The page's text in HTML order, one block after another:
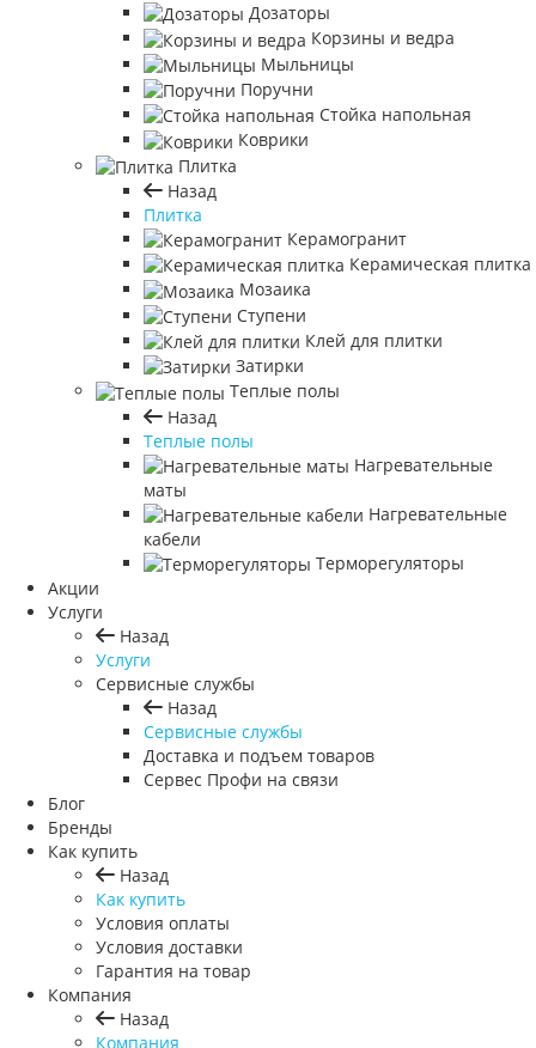
Дозаторы
Корзины и ведра
Мыльницы
Поручни
Стойка напольная
Коврики
Плитка
Назад
Плитка
Керамогранит
Керамическая плитка
Мозаика
Ступени
Клей для плитки
Затирки
Теплые полы
Назад
Теплые полы
Нагревательные
маты
Нагревательные
кабели
Терморегуляторы
Акции
Услуги
Назад
Услуги
Сервисные службы
Назад
Сервисные службы
Доставка и подъем товаров
Сервес Профи на связи
Блог
Бренды
Как купить
Назад
Как купить
Условия оплаты
Условия доставки
Гарантия на товар
Компания
Назад
Компания